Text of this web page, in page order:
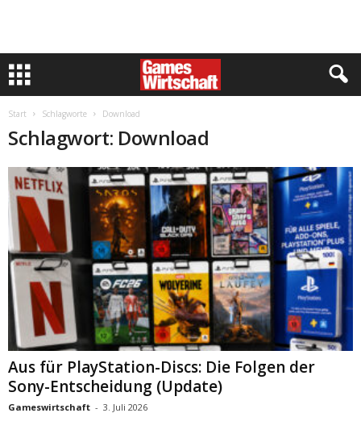
Start Schlagworte Download
Schlagwort: Download
Aus für PlayStation-Discs: Die Folgen der
Sony-Entscheidung (Update)
Gameswirtschaft - 3. Juli 2026